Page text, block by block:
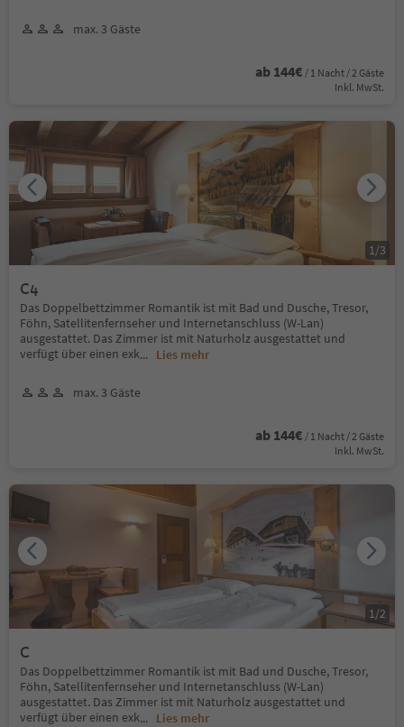
max. 3 Gäste
ab 144€ / 1 Nacht / 2 Gäste
Inkl. MwSt.
C4
Das Doppelbettzimmer Romantik ist mit Bad und Dusche, Tresor,
Föhn, Satellitenfernseher und Internetanschluss (W-Lan)
ausgestattet. Das Zimmer ist mit Naturholz ausgestattet und
verfügt über einen exk... Lies mehr
max. 3 Gäste
ab 144€ / 1 Nacht / 2 Gäste
Inkl. MwSt.
1 /3
C
Das Doppelbettzimmer Romantik ist mit Bad und Dusche, Tresor,
Föhn, Satellitenfernseher und Internetanschluss (W-Lan)
ausgestattet. Das Zimmer ist mit Naturholz ausgestattet und
verfügt über einen exk... Lies mehr
1 /2